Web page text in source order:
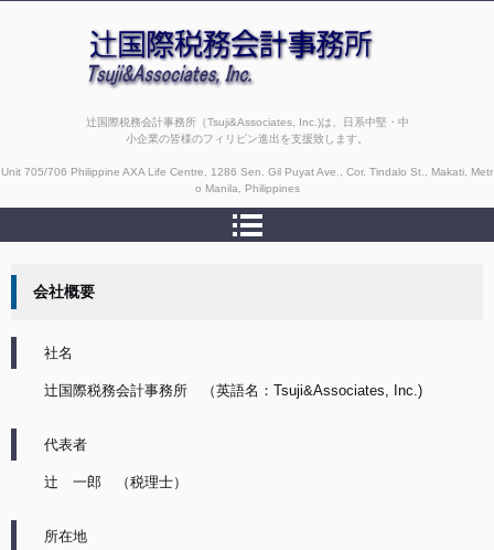
辻国際税務会計事務所（Tsuji&Associates, Inc.)は、日系中堅・中
小企業の皆様のフィリピン進出を支援致します。
Unit 705/706 Philippine AXA Life Centre, 1286 Sen. Gil Puyat Ave., Cor. Tindalo St., Makati, Metr
o Manila, Philippines
会社概要
社名
辻国際税務会計事務所 （英語名：Tsuji&Associates, Inc.)
代表者
辻 一郎 （税理士）
所在地